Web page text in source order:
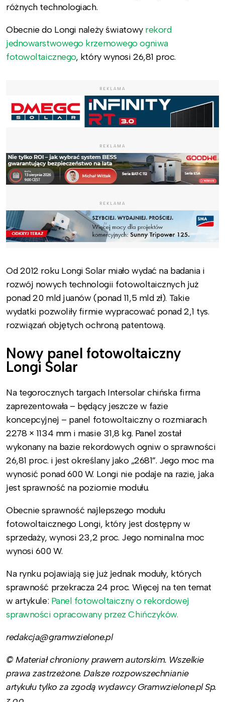
różnych technologiach.
Obecnie do Longi należy światowy rekord
jednowarstwowego krzemowego ogniwa
fotowoltaicznego, który wynosi 26,81 proc.
REKLAMA
REKLAMA
REKLAMA
Od 2012 roku Longi Solar miało wydać na badania i
rozwój nowych technologii fotowoltaicznych już
ponad 20 mld juanów (ponad 11,5 mld zł). Takie
wydatki pozwoliły firmie wypracować ponad 2,1 tys.
rozwiązań objętych ochroną patentową.
Nowy panel fotowoltaiczny
Longi Solar
Na tegorocznych targach Intersolar chińska firma
zaprezentowała – będący jeszcze w fazie
koncepcyjnej – panel fotowoltaiczny o rozmiarach
2278 × 1134 mm i masie 31,8 kg. Panel został
wykonany na bazie rekordowych ogniw o sprawności
26,81 proc. i jest określany jako „2681”. Jego moc ma
wynosić ponad 600 W. Longi nie podaje na razie, jaka
jest sprawność na poziomie modułu.
Obecnie sprawność najlepszego modułu
fotowoltaicznego Longi, który jest dostępny w
sprzedaży, wynosi 23,2 proc. Jego nominalna moc
wynosi 600 W.
Na rynku pojawiają się już jednak moduły, których
sprawność przekracza 24 proc. Więcej na ten temat
w artykule: Panel fotowoltaiczny o rekordowej
sprawności opracowany przez Chińczyków.
redakcja@gramwzielone.pl
© Materiał chroniony prawem autorskim. Wszelkie
prawa zastrzeżone. Dalsze rozpowszechnianie
artykułu tylko za zgodą wydawcy Gramwzielone.pl Sp.